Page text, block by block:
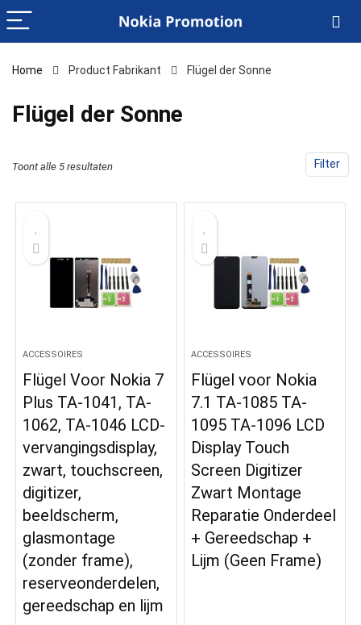
Home Product Fabrikant ‎Flügel der Sonne
‎Flügel der Sonne
Filter
Toont alle 5 resultaten
ACCESSOIRES
Flügel Voor Nokia 7
Plus TA-1041, TA-
1062, TA-1046 LCD-
vervangingsdisplay,
zwart, touchscreen,
digitizer,
beeldscherm,
glasmontage
(zonder frame),
reserveonderdelen,
gereedschap en lijm
ACCESSOIRES
Flügel voor Nokia
7.1 TA-1085 TA-
1095 TA-1096 LCD
Display Touch
Screen Digitizer
Zwart Montage
Reparatie Onderdeel
+ Gereedschap +
Lijm (Geen Frame)